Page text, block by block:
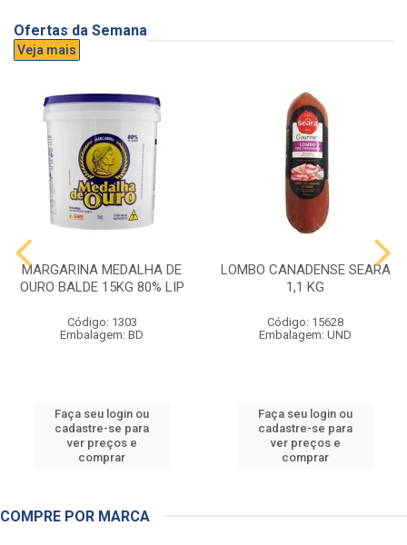
Ofertas da Semana
Veja mais
MARGARINA MEDALHA DE
OURO BALDE 15KG 80% LIP
Código: 1303
Embalagem: BD
Faça seu login ou
cadastre-se para
ver preços e
comprar
LOMBO CANADENSE SEARA
1,1 KG
Código: 15628
Embalagem: UND
Faça seu login ou
cadastre-se para
ver preços e
comprar
COMPRE POR MARCA